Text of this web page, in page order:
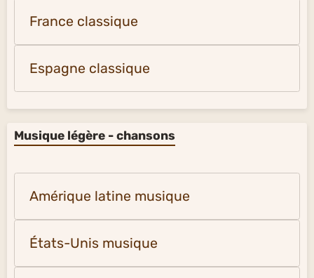
France classique
Espagne classique
Musique légère - chansons
Amérique latine musique
États-Unis musique